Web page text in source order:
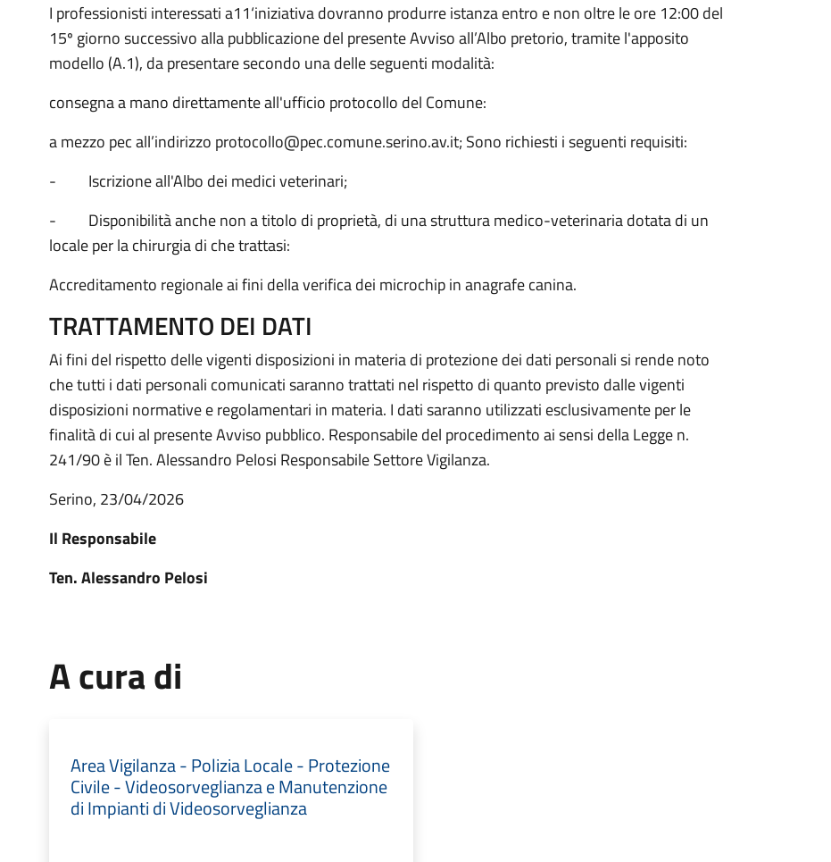
I professionisti interessati a11‘iniziativa dovranno produrre istanza entro e non oltre le ore 12:00 del
15º giorno successivo alla pubblicazione del presente Avviso all’Albo pretorio, tramite l'apposito
modello (A.1), da presentare secondo una delle seguenti modalità:
consegna a mano direttamente all'ufficio protocollo del Comune:
a mezzo pec all’indirizzo protocollo@pec.comune.serino.av.it; Sono richiesti i seguenti requisiti:
- Iscrizione all'Albo dei medici veterinari;
- Disponibilità anche non a titolo di proprietà, di una struttura medico-veterinaria dotata di un
locale per la chirurgia di che trattasi:
Accreditamento regionale ai fini della verifica dei microchip in anagrafe canina.
TRATTAMENTO DEI DATI
Ai fini del rispetto delle vigenti disposizioni in materia di protezione dei dati personali si rende noto
che tutti i dati personali comunicati saranno trattati nel rispetto di quanto previsto dalle vigenti
disposizioni normative e regolamentari in materia. I dati saranno utilizzati esclusivamente per le
finalità di cui al presente Avviso pubblico. Responsabile del procedimento ai sensi della Legge n.
241/90 è il Ten. Alessandro Pelosi Responsabile Settore Vigilanza.
Serino, 23/04/2026
Il Responsabile
Ten. Alessandro Pelosi
A cura di
Area Vigilanza - Polizia Locale - Protezione
Civile - Videosorveglianza e Manutenzione
di Impianti di Videosorveglianza